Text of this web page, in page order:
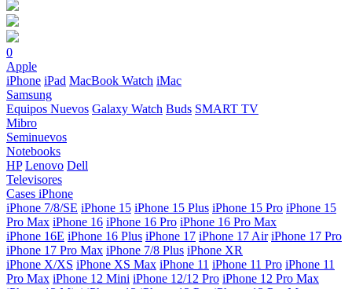
0
Apple
iPhone iPad MacBook Watch iMac
Samsung
Equipos Nuevos Galaxy Watch Buds SMART TV
Mibro
Seminuevos
Notebooks
HP Lenovo Dell
Televisores
Cases iPhone
iPhone 7/8/SE iPhone 15 iPhone 15 Plus iPhone 15 Pro iPhone 15
Pro Max iPhone 16 iPhone 16 Pro iPhone 16 Pro Max
iPhone 16E iPhone 16 Plus iPhone 17 iPhone 17 Air iPhone 17 Pro
iPhone 17 Pro Max iPhone 7/8 Plus iPhone XR
iPhone X/XS iPhone XS Max iPhone 11 iPhone 11 Pro iPhone 11
Pro Max iPhone 12 Mini iPhone 12/12 Pro iPhone 12 Pro Max